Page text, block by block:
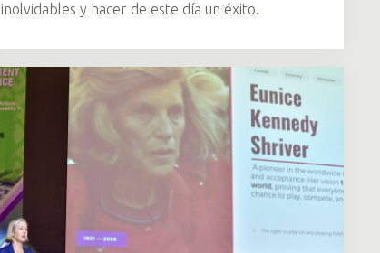
inolvidables y hacer de este día un éxito.